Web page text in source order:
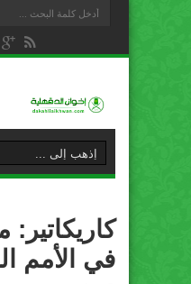
في الأمم